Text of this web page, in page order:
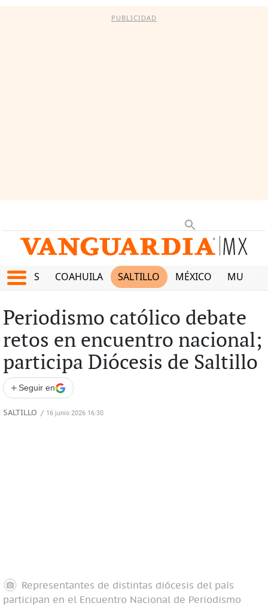
PUBLICIDAD
JUEGOS COAHUILA SALTILLO MÉXICO MUNDO
Periodismo católico debate
retos en encuentro nacional;
participa Diócesis de Saltillo
+ Seguir en
SALTILLO / 16 junio 2026 16:30
Representantes de distintas diócesis del país
participan en el Encuentro Nacional de Periodismo